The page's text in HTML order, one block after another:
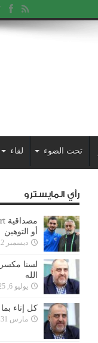
تحت الضوء لقاء
رأي المايسترو
أو التوهين
ديسمبر 22, 2025
لسنا
الله
يوليو 6, 2025
كل إناء
مارس 31, 2025